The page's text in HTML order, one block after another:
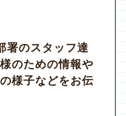
署のスタッフ達
のための情報や
様子などをお伝